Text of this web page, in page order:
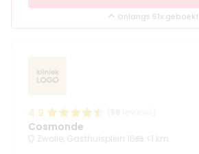
Onlangs 51x geboekt
4.9
Cosmonde
Zwolle, Gasthuisplein 16 <1 km